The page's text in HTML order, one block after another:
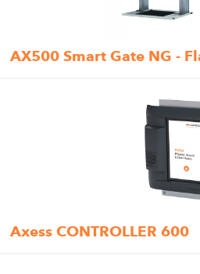
AX500 Smart Gate NG -
Axess CONTROLLER 600